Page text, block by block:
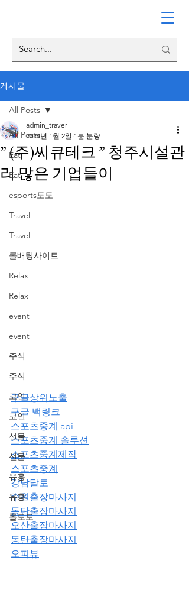
게시물
All Posts
Eat
Eat
esports토토
Travel
Travel
롤배팅사이트
Relax
Relax
event
event
주식
주식
코인
코인
선물
선물
유흥
유흥
롤토토
All Posts
” (주)씨큐테크 ” 청주시설관
리 많은 기업들이
admin_traver
2024년 1월 2일 1분 분량
구글상위노출
구글 백링크
스포츠중계 api
스포츠중계 솔루션
스포츠중계제작
스포츠중계
강남달토
수원출장마사지
동탄출장마사지
오산출장마사지
동탄출장마사지
오피뷰